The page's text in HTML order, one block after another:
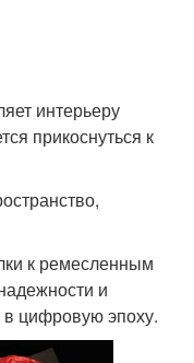
интерьеру
прикоснуться к
к ремесленным
и
в цифровую эпоху.